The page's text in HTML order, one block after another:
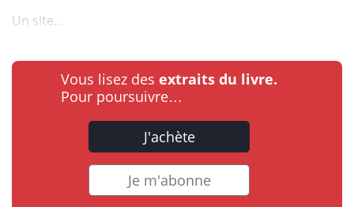
Un site...
Vous lisez des extraits du livre.
Pour poursuivre…
J'achète
Je m'abonne